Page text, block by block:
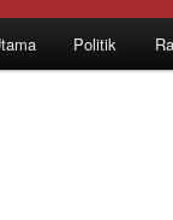
Politik